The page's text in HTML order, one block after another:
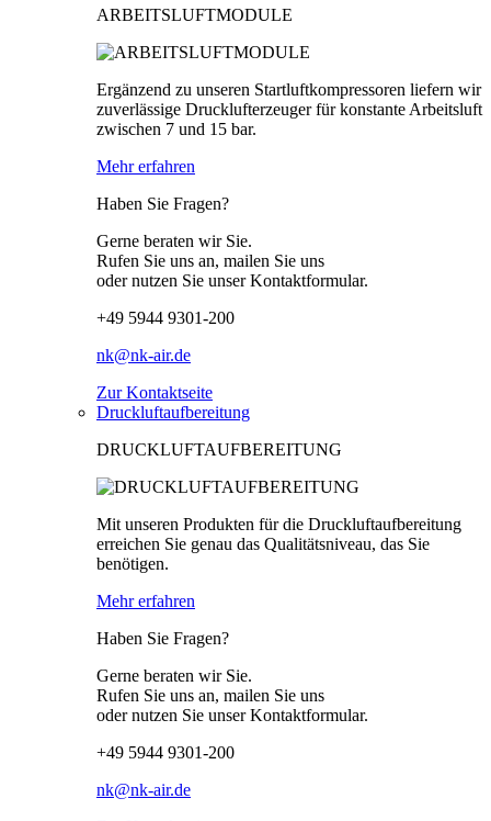
ARBEITSLUFTMODULE
Ergänzend zu unseren Startluftkompressoren liefern wir
zuverlässige Drucklufterzeuger für konstante Arbeitsluft
zwischen 7 und 15 bar.
Mehr erfahren
Haben Sie Fragen?
Gerne beraten wir Sie.
Rufen Sie uns an, mailen Sie uns
oder nutzen Sie unser Kontaktformular.
+49 5944 9301-200
nk@nk-air.de
Zur Kontaktseite
Druckluftaufbereitung
DRUCKLUFTAUFBEREITUNG
Mit unseren Produkten für die Druckluftaufbereitung
erreichen Sie genau das Qualitätsniveau, das Sie
benötigen.
Mehr erfahren
Haben Sie Fragen?
Gerne beraten wir Sie.
Rufen Sie uns an, mailen Sie uns
oder nutzen Sie unser Kontaktformular.
+49 5944 9301-200
nk@nk-air.de